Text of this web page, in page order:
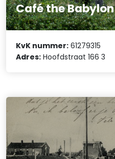
Café the Babylon
KvK nummer: 61279315
Adres: Hoofdstraat 166 3